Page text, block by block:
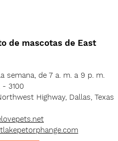
de mascotas de East
semana, de 7 a. m. a 9 p. m.
- 3100
Highway, Dallas, Texas